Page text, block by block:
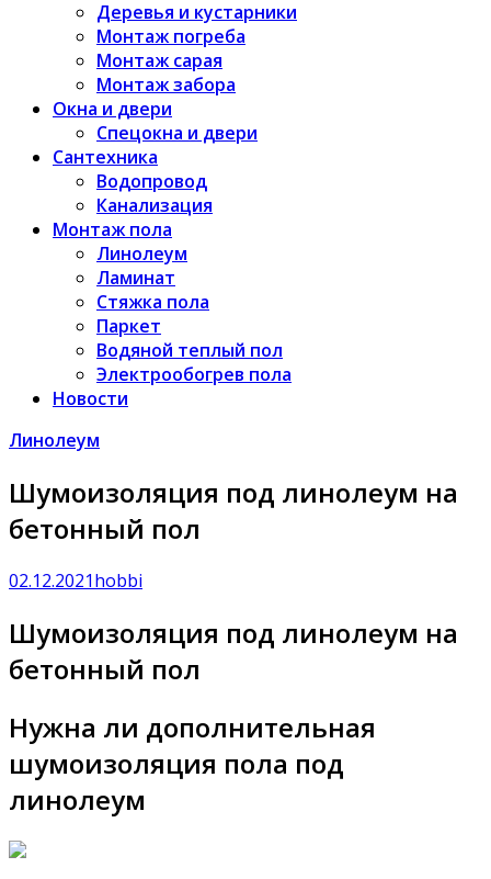
Деревья и кустарники
Монтаж погреба
Монтаж сарая
Монтаж забора
Окна и двери
Спецокна и двери
Сантехника
Водопровод
Канализация
Монтаж пола
Линолеум
Ламинат
Стяжка пола
Паркет
Водяной теплый пол
Электрообогрев пола
Новости
Линолеум
Шумоизоляция под линолеум на
бетонный пол
02.12.2021hobbi
Шумоизоляция под линолеум на
бетонный пол
Нужна ли дополнительная
шумоизоляция пола под
линолеум